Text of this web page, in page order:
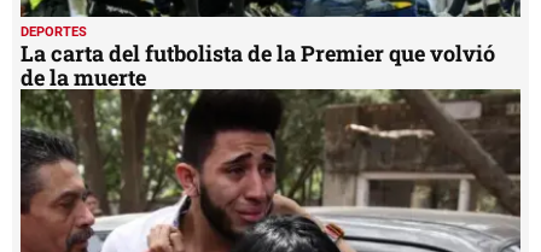
DEPORTES
La carta del futbolista de la Premier que volvió
de la muerte